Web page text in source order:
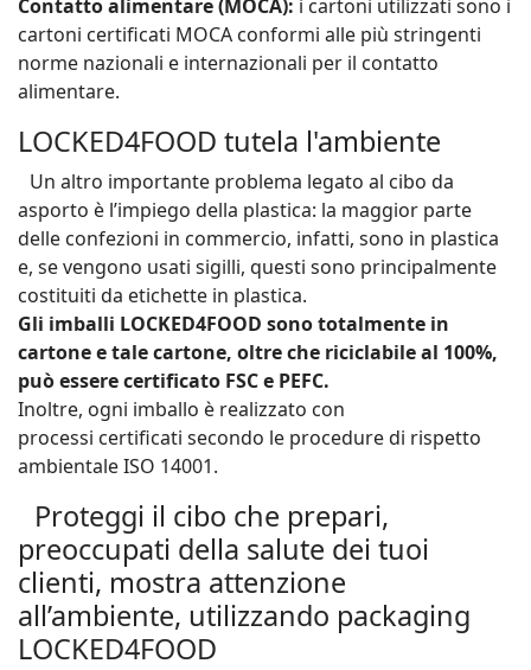
Contatto alimentare (MOCA): i cartoni utilizzati sono i
cartoni certificati MOCA conformi alle più stringenti
norme nazionali e internazionali per il contatto
alimentare.
LOCKED4FOOD tutela l'ambiente
Un altro importante problema legato al cibo da
asporto è l’impiego della plastica: la maggior parte
delle confezioni in commercio, infatti, sono in plastica
e, se vengono usati sigilli, questi sono principalmente
costituiti da etichette in plastica.
Gli imballi LOCKED4FOOD sono totalmente in
cartone e tale cartone, oltre che riciclabile al 100%,
può essere certificato FSC e PEFC.
Inoltre, ogni imballo è realizzato con
processi certificati secondo le procedure di rispetto
ambientale ISO 14001.
Proteggi il cibo che prepari,
preoccupati della salute dei tuoi
clienti, mostra attenzione
all’ambiente, utilizzando packaging
LOCKED4FOOD